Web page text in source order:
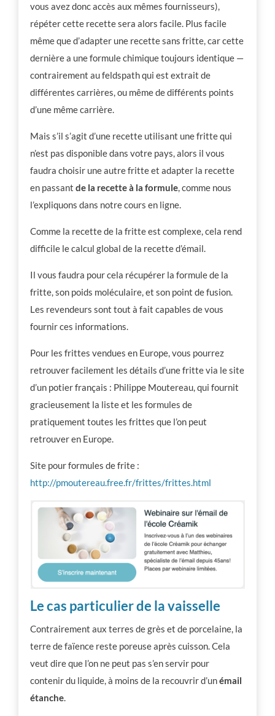
vous avez donc accès aux mêmes fournisseurs),
répéter cette recette sera alors facile. Plus facile
même que d’adapter une recette sans fritte, car cette
dernière a une formule chimique toujours identique —
contrairement au feldspath qui est extrait de
différentes carrières, ou même de différents points
d’une même carrière.
Mais s’il s’agit d’une recette utilisant une fritte qui
n’est pas disponible dans votre pays, alors il vous
faudra choisir une autre fritte et adapter la recette
en passantde la recette à la formule, comme nous
l’expliquons dans notre cours en ligne.
Comme la recette de la fritte est complexe, cela rend
difficile le calcul global de la recette d’émail.
Il vous faudra pour cela récupérer la formule de la
fritte, son poids moléculaire, et son point de fusion.
Les revendeurs sont tout à fait capables de vous
fournir ces informations.
Pour les frittes vendues en Europe, vous pourrez
retrouver facilement les détails d’une fritte via le site
d’un potier français : Philippe Moutereau, qui fournit
gracieusement la liste et les formules de
pratiquement toutes les frittes que l’on peut
retrouver en Europe.
Site pour formules de frite :
http://pmoutereau.free.fr/frittes/frittes.html
Le cas particulier de la vaisselle
Contrairement aux terres de grès et de porcelaine, la
terre de faïence reste poreuse après cuisson. Cela
veut dire que l’on ne peut pas s’en servir pour
contenir du liquide, à moins de la recouvrir d’unémail
étanche.